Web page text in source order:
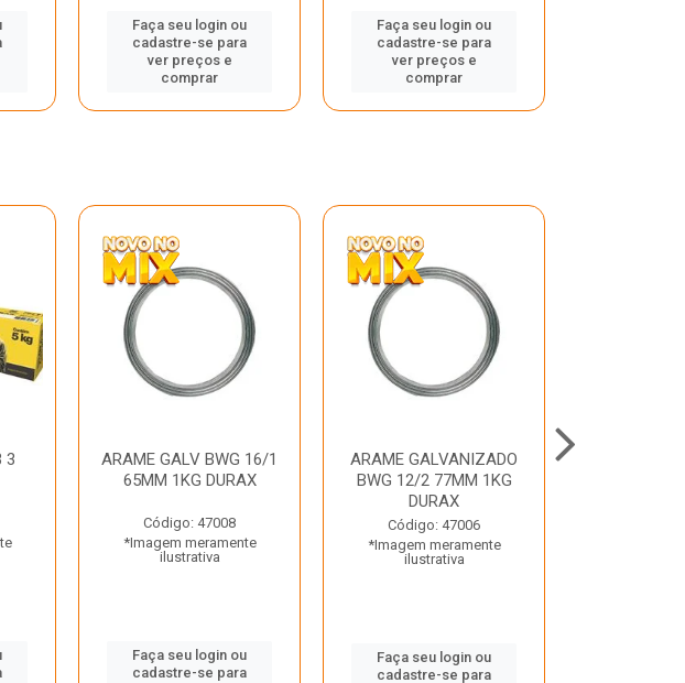
Faça seu login ou
cadastre-se para
ver preços e
comprar
Faça seu login ou
cadastre-se para
ver preços e
comprar
3
ARAME GALV BWG 16/1
65MM 1KG DURAX
Código: 47008
*Imagem meramente
ilustrativa
Faça seu login ou
cadastre-se para
ARAME GALVANIZADO
BWG 12/2 77MM 1KG
DURAX
Código: 47006
*Imagem meramente
ilustrativa
Faça seu login ou
cadastre-se para